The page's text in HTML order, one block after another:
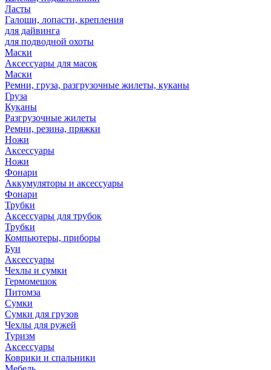
Ласты
Галоши, лопасти, крепления
для дайвинга
для подводной охоты
Маски
Аксессуары для масок
Маски
Ремни, груза, разгрузочные жилеты, куканы
Груза
Куканы
Разгрузочные жилеты
Ремни, резина, пряжки
Ножи
Аксессуары
Ножи
Фонари
Аккумуляторы и аксессуары
Фонари
Трубки
Аксессуары для трубок
Трубки
Компьютеры, приборы
Буи
Аксессуары
Чехлы и сумки
Гермомешок
Питомза
Сумки
Сумки для грузов
Чехлы для ружей
Туризм
Аксессуары
Коврики и спальники